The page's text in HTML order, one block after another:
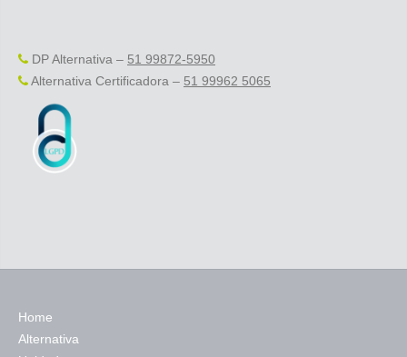
DP Alternativa – 51 99872-5950
Alternativa Certificadora – 51 99962 5065
Home
Alternativa